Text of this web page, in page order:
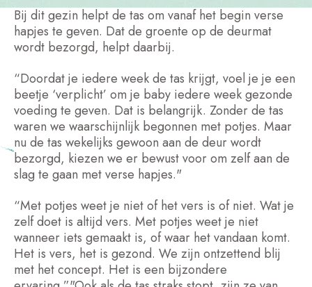
Bij dit gezin helpt de tas om vanaf het begin verse
hapjes te geven. Dat de groente op de deurmat
wordt bezorgd, helpt daarbij.
“Doordat je iedere week de tas krijgt, voel je je een
beetje ‘verplicht’ om je baby iedere week gezonde
voeding te geven. Dat is belangrijk. Zonder de tas
waren we waarschijnlijk begonnen met potjes. Maar
nu de tas wekelijks gewoon aan de deur wordt
bezorgd, kiezen we er bewust voor om zelf aan de
slag te gaan met verse hapjes."
“Met potjes weet je niet of het vers is of niet. Wat je
zelf doet is altijd vers. Met potjes weet je niet
wanneer iets gemaakt is, of waar het vandaan komt.
Het is vers, het is gezond. We zijn ontzettend blij
met het concept. Het is een bijzondere